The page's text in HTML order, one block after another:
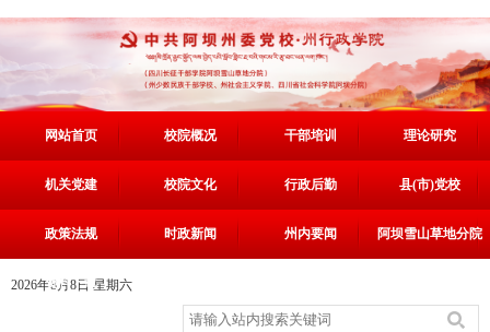
网站首页 校院概况 干部培训 理论研究
机关党建 校院文化 行政后勤 县(市)党校
政策法规 时政新闻 州内要闻 阿坝雪山草地分院
资料下载
2026年8月8日 星期六